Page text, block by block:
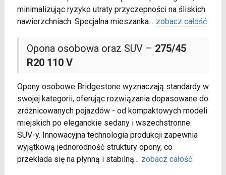
minimalizując ryzyko utraty przyczepności na śliskich
nawierzchniach. Specjalna mieszanka... zobacz całość
Opona osobowa oraz SUV – 275/45
R20 110 V
Opony osobowe Bridgestone wyznaczają standardy w
swojej kategorii, oferując rozwiązania dopasowane do
zróżnicowanych pojazdów - od kompaktowych modeli
miejskich po eleganckie sedany i wszechstronne
SUV-y. Innowacyjna technologia produkcji zapewnia
wyjątkową jednorodność struktury opony, co
przekłada się na płynną i stabilną... zobacz całość